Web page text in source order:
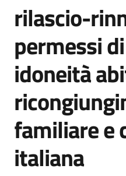
rilascio-
permessi
idoneità
familiare e
italiana